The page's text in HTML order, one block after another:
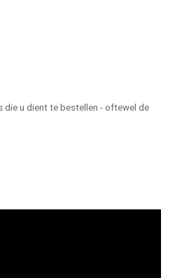
u dient te bestellen - oftewel de